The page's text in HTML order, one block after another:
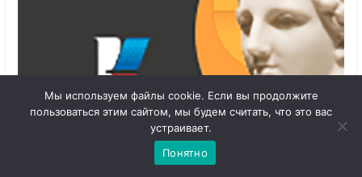
Мы используем файлы cookie. Если вы продолжите
пользоваться этим сайтом, мы будем считать, что это вас
устраивает.
Понятно
1
Чат с
администратором